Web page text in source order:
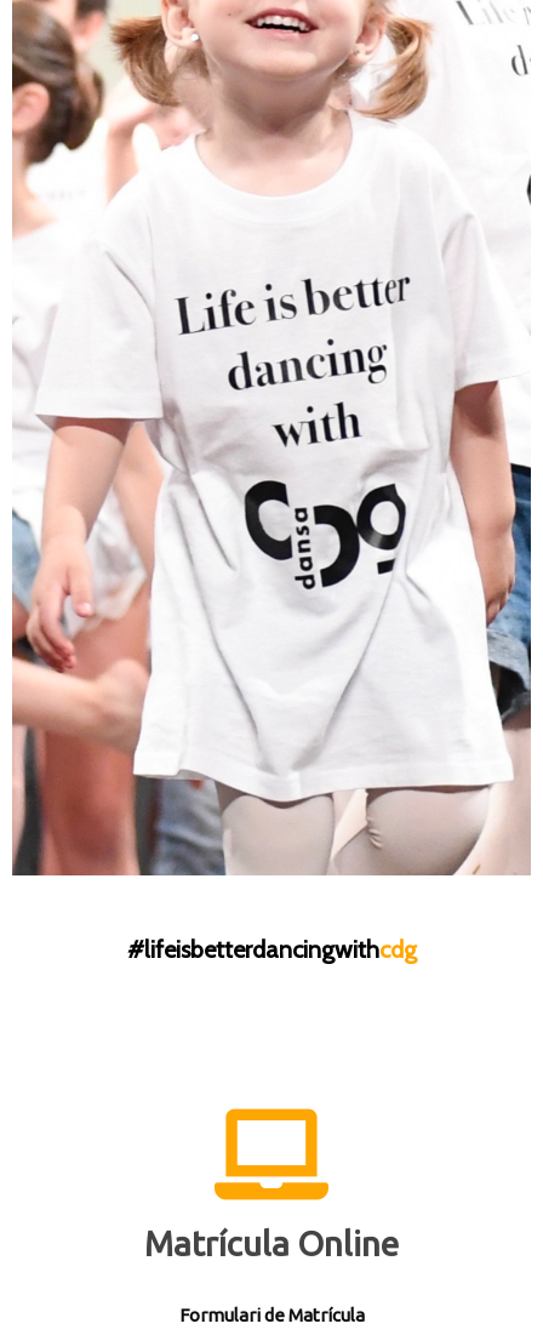
#lifeisbetterdancingwithcdg
Matrícula Online
Formulari de Matrícula